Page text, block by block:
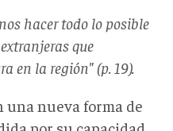
hacer todo lo posible
que
en la región" (p. 19).
nueva forma de